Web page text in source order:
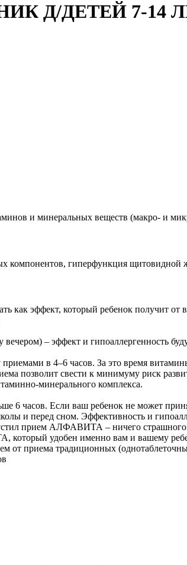
Д/ДЕТЕЙ 7-14
и минеральных веществ (макро- и
компонентов, гиперфункция щитовидной
как эффект, который ребенок получит от
вечером) – эффект и гипоаллергенность
в 4–6 часов. За это время
позволит свести к минимуму риск
минерального комплекса.
6 часов. Если ваш ребенок не может
и перед сном. Эффективность и
прием АЛФАВИТА – ничего
удобен именно вам и вашему
от приема традиционных